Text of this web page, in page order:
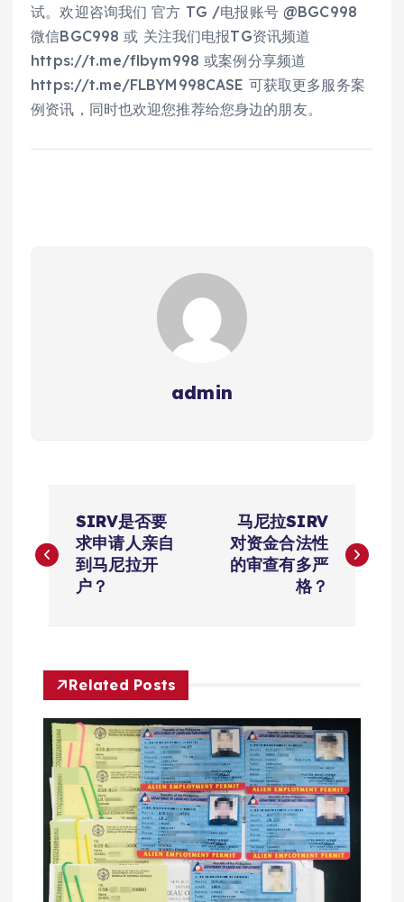
试。欢迎咨询我们 官方 TG /电报账号 @BGC998
微信BGC998 或 关注我们电报TG资讯频道
https://t.me/flbym998 或案例分享频道
https://t.me/FLBYM998CASE 可获取更多服务案
例资讯，同时也欢迎您推荐给您身边的朋友。
admin
章
SIRV是否要
求申请人亲自
到马尼拉开
户？
马尼拉SIRV
对资金合法性
的审查有多严
格？
Related Posts